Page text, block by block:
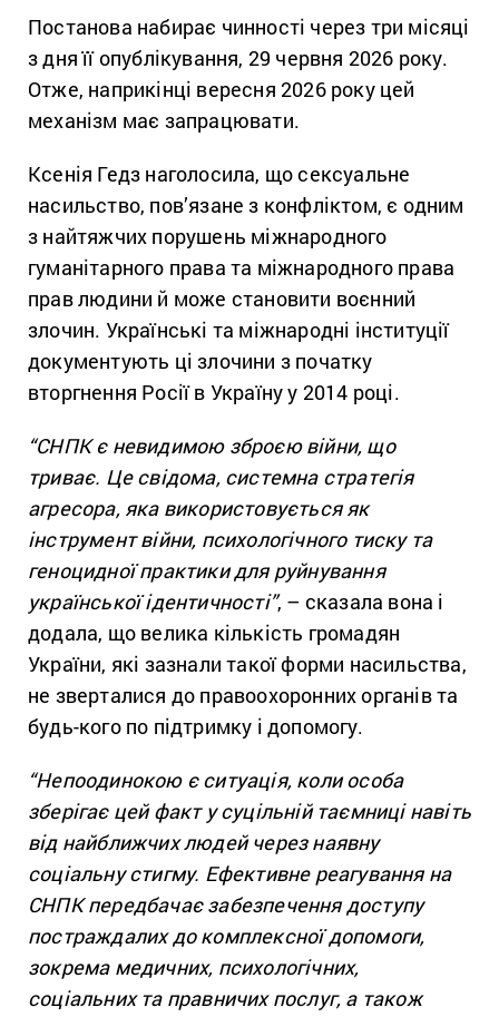
Постанова набирає чинності через три місяці
з дня її опублікування, 29 червня 2026 року.
Отже, наприкінці вересня 2026 року цей
механізм має запрацювати.
Ксенія Гедз наголосила, що сексуальне
насильство, пов’язане з конфліктом, є одним
з найтяжчих порушень міжнародного
гуманітарного права та міжнародного права
прав людини й може становити воєнний
злочин. Українські та міжнародні інституції
документують ці злочини з початку
вторгнення Росії в Україну у 2014 році.
“СНПК є невидимою зброєю війни, що
триває. Це свідома, системна стратегія
агресора, яка використовується як
інструмент війни, психологічного тиску та
геноцидної практики для руйнування
української ідентичності”, – сказала вона і
додала, що велика кількість громадян
України, які зазнали такої форми насильства,
не зверталися до правоохоронних органів та
будь-кого по підтримку і допомогу.
“Непоодинокою є ситуація, коли особа
зберігає цей факт у суцільній таємниці навіть
від найближчих людей через наявну
соціальну стигму. Ефективне реагування на
СНПК передбачає забезпечення доступу
постраждалих до комплексної допомоги,
зокрема медичних, психологічних,
соціальних та правничих послуг, а також